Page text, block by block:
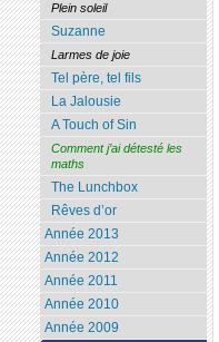
Plein soleil
Suzanne
Larmes de joie
Tel père, tel fils
La Jalousie
A Touch of Sin
Comment j’ai détesté les
maths
The Lunchbox
Rêves d’or
Année 2013
Année 2012
Année 2011
Année 2010
Année 2009